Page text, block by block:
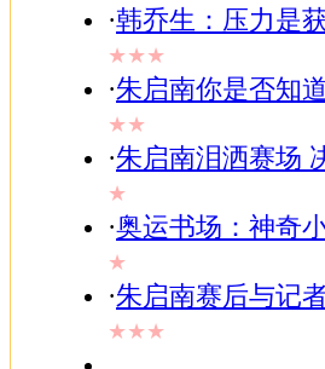
·韩乔生：压力是
★★★
·朱启南你是否知
★★
·朱启南泪洒赛场
★
·奥运书场：神奇
★
·朱启南赛后与记
★★★